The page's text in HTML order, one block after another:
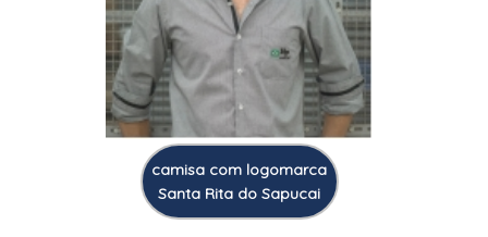
camisa com logomarca
Santa Rita do Sapucai